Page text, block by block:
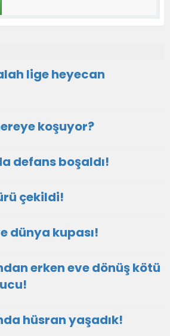
lige heyecan
koşuyor?
defans boşaldı!
çekildi!
dünya kupası!
erken eve dönüş kötü
hüsran yaşadık!